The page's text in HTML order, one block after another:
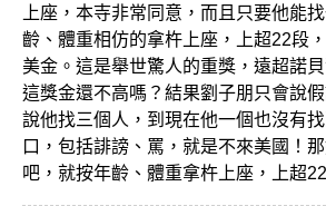
上座，本寺非常同意，而且只要他能
齡、體重相仿的拿杵上座，上超22段
美金。這是舉世驚人的重獎，遠超諾
這獎金還不高嗎？結果劉子朋只會說
說他找三個人，到現在他一個也沒有
口，包括誹謗、罵，就是不來美國！
吧，就按年齡、體重拿杵上座，上超